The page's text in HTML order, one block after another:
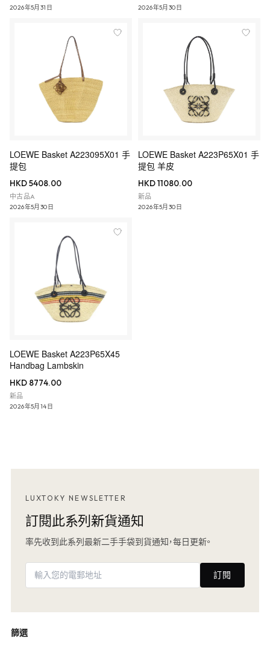
2026年5月31日 2026年5月30日
LOEWE Basket A223095X01 手
提包
HKD 5408.00
中古品A
2026年5月30日
LOEWE Basket A223P65X01 手
提包 羊皮
HKD 11080.00
新品
2026年5月30日
LOEWE Basket A223P65X45
Handbag Lambskin
HKD 8774.00
新品
2026年5月14日
LUXTOKY NEWSLETTER
訂閱此系列新貨通知
率先收到此系列最新二手手袋到貨通知，每日更新。
訂閱
篩選